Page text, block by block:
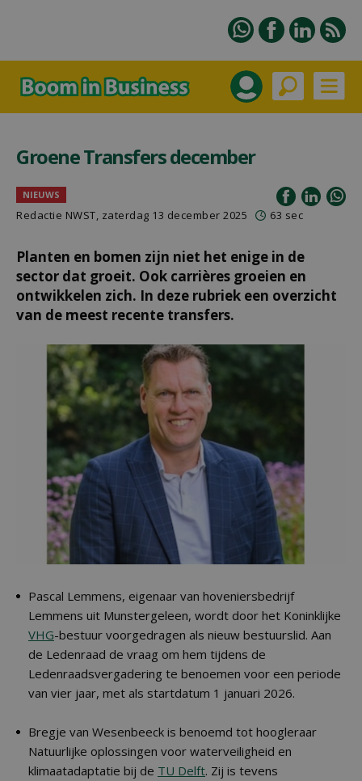
Groene Transfers december
NIEUWS
Redactie NWST, zaterdag 13 december 2025 63 sec
Planten en bomen zijn niet het enige in de
sector dat groeit. Ook carrières groeien en
ontwikkelen zich. In deze rubriek een overzicht
van de meest recente transfers.
Pascal Lemmens, eigenaar van hoveniersbedrijf
Lemmens uit Munstergeleen, wordt door het Koninklijke
VHG-bestuur voorgedragen als nieuw bestuurslid. Aan
de Ledenraad de vraag om hem tijdens de
Ledenraadsvergadering te benoemen voor een periode
van vier jaar, met als startdatum 1 januari 2026.
Bregje van Wesenbeeck is benoemd tot hoogleraar
Natuurlijke oplossingen voor waterveiligheid en
klimaatadaptatie bij de TU Delft. Zij is tevens